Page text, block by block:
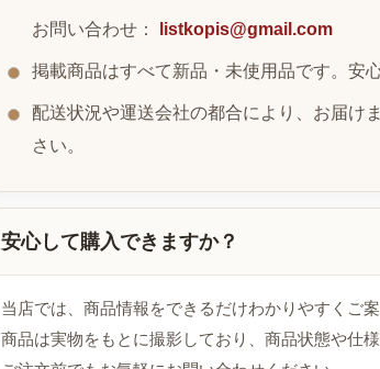
お問い合わせ： listkopis@gmail.com
掲載商品はすべて新品・未使用品です。安
配送状況や運送会社の都合により、お届け
さい。
安心して購入できますか？
当店では、商品情報をできるだけわかりやすくご
商品は実物をもとに撮影しており、商品状態や仕